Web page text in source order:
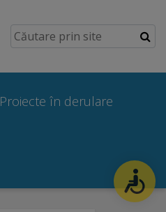
Proiecte în derulare